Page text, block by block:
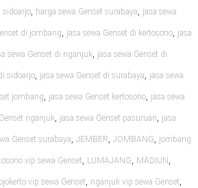
sidoarjo, harga sewa Genset surabaya, jasa sewa
di jombang, jasa sewa Genset di kertosono, jasa
sewa Genset di nganjuk, jasa sewa Genset di
sidoarjo, jasa sewa Genset di surabaya, jasa sewa
jombang, jasa sewa Genset kertosono, jasa sewa
nganjuk, jasa sewa Genset pasuruan, jasa
Genset surabaya, JEMBER, JOMBANG, jombang
vip sewa Genset, LUMAJANG, MADIUN ,
vip sewa Genset, nganjuk vip sewa Genset,